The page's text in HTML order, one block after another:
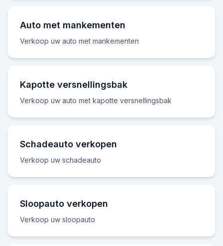
Auto met mankementen
Verkoop uw auto met mankementen
Kapotte versnellingsbak
Verkoop uw auto met kapotte versnellingsbak
Schadeauto verkopen
Verkoop uw schadeauto
Sloopauto verkopen
Verkoop uw sloopauto